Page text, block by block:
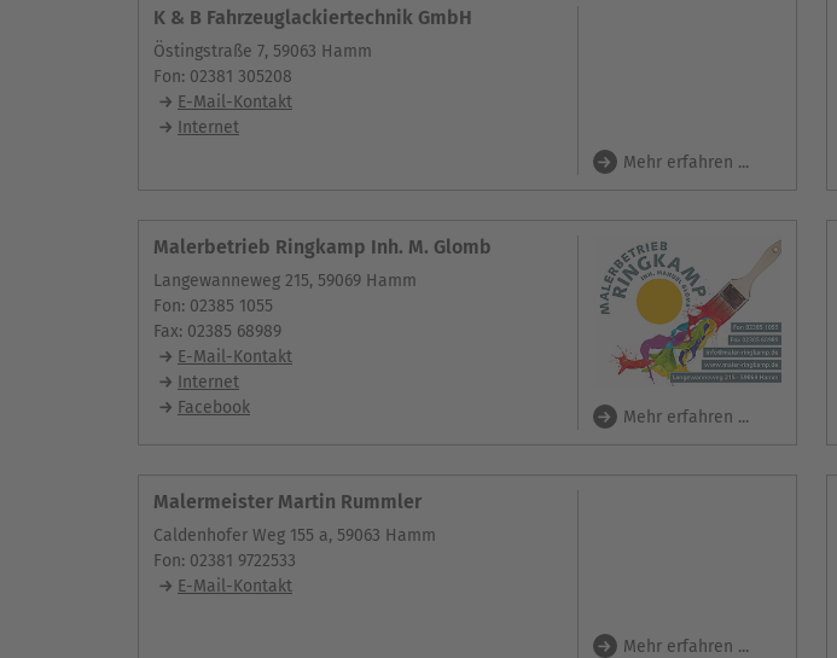
K & B Fahrzeuglackiertechnik GmbH
Östingstraße 7, 59063 Hamm
Fon: 02381 305208
E-Mail-Kontakt
Internet
Mehr erfahren ...
Malerbetrieb Ringkamp Inh. M. Glomb
Langewanneweg 215, 59069 Hamm
Fon: 02385 1055
Fax: 02385 68989
E-Mail-Kontakt
Internet
Facebook
Mehr erfahren ...
Malermeister Martin Rummler
Caldenhofer Weg 155 a, 59063 Hamm
Fon: 02381 9722533
E-Mail-Kontakt
Mehr erfahren ...